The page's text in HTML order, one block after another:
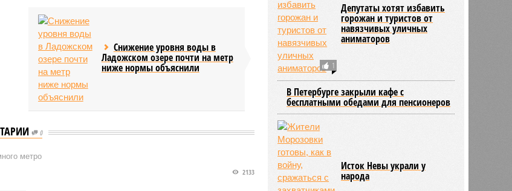
Снижение уровня воды в
Ладожском озере почти на метр
ниже нормы объяснили
0
метро
2133
1
Депутаты хотят избавить
горожан и туристов от
навязчивых уличных
аниматоров
В Петербурге закрыли кафе с
бесплатными обедами для пенсионеров
Исток Невы украли у
народа